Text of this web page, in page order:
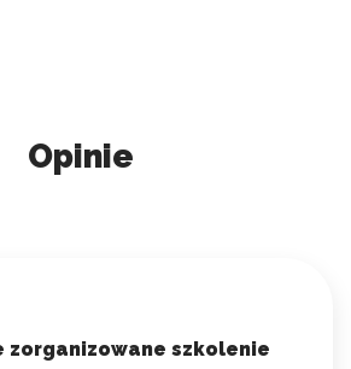
Opinie
zorganizowane szkolenie